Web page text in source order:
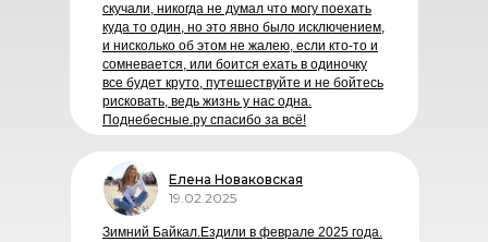
скучали, никогда не думал что могу поехать
куда то один, но это явно было исключением,
и нисколько об этом не жалею, если кто-то и
сомневается, или боится ехать в одиночку
все будет круто, путешествуйте и не бойтесь
рисковать, ведь жизнь у нас одна.
Поднебесные.ру спасибо за всё!
Зимний Байкал.Ездили в феврале 2025 года.
19.02.2025
Елена Новаковская